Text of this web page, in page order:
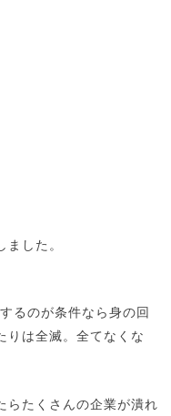
した。
るのが条件なら身の回
りは全滅。全てなくな
らたくさんの企業が潰れ